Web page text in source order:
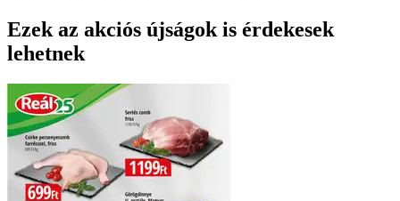
Ezek az akciós újságok is érdekesek
lehetnek